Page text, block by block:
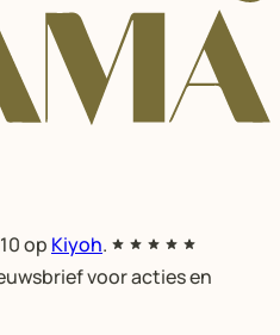
op Kiyoh.
voor acties en